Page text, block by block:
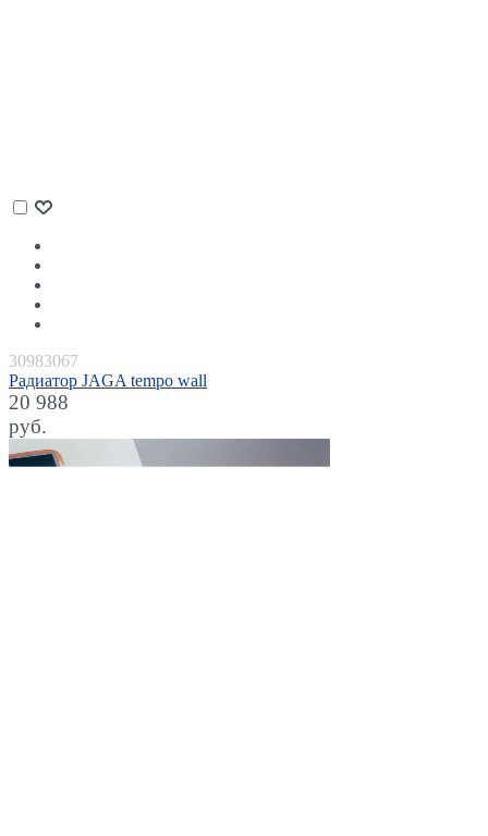
30983067
Радиатор JAGA tempo wall
20 988
руб.